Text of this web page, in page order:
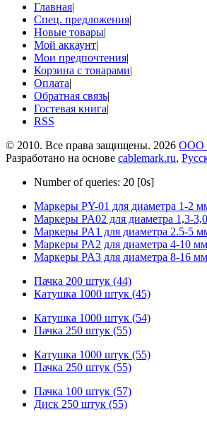
Главная|
Спец. предложения|
Новые товары|
Мой аккаунт|
Мои предпочтения|
Корзина с товарами|
Оплата|
Обратная связь|
Гостевая книга|
RSS
© 2010. Все права защищены. 2026 ООО
Разработано на основе cablemark.ru,
Number of queries: 20 [0s]
Маркеры PY-01 для диаметра 1-2
Маркеры PA02 для диаметра 1,3-
Маркеры PA1 для диаметра 2.5-5
Маркеры PA2 для диаметра 4-10
Маркеры PA3 для диаметра 8-16
Пачка 200 штук (44)
Катушка 1000 штук (45)
Катушка 1000 штук (54)
Пачка 250 штук (55)
Катушка 1000 штук (55)
Пачка 250 штук (55)
Пачка 100 штук (57)
Диск 250 штук (55)